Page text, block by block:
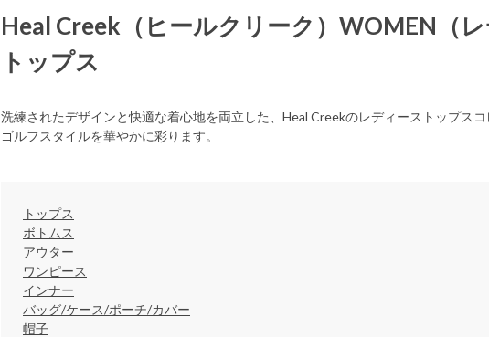
トップス
Heal Creek （ヒールクリーク） WOMEN （
洗練されたデザインと快適な着心地を両立した、Heal Creekのレディーストップス
ゴルフスタイルを華やかに彩ります。
トップス
ボトムス
アウター
ワンピース
インナー
バッグ/ケース/ポーチ/カバー
帽子